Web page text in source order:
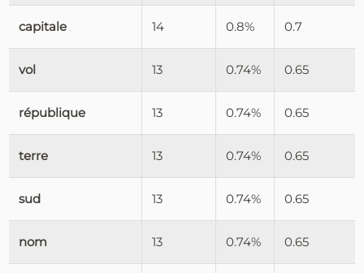
capitale 14 0.8% 0.7
vol 13 0.74% 0.65
république 13 0.74% 0.65
terre 13 0.74% 0.65
sud 13 0.74% 0.65
nom 13 0.74% 0.65